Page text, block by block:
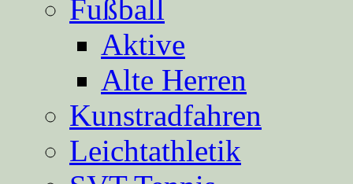
Fußball
Aktive
Alte Herren
Kunstradfahren
Leichtathletik